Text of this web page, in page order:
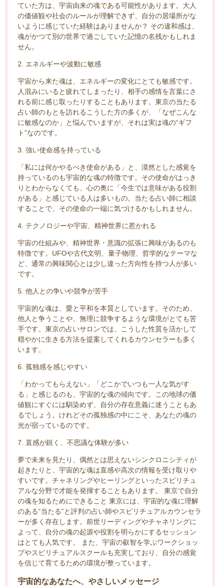
ていた方は、宇宙由来の魂である可能性があります。大人
の価値観や社会のルールが理解できず、自分の居場所がな
いように感じていた経験はありませんか？ その違和感は、
魂がかつて別の世界で過ごしていた記憶の名残かもしれま
せん。
2. エネルギーや波動に敏感
宇宙から来た魂は、エネルギーの変化にとても敏感です。
人混みにいると疲れてしまったり、相手の感情を言葉にさ
れる前に感じ取ったりすることもあります。東京の当たる
占い師のもとを訪れるこうした方の多くが、「なぜこんな
に敏感なのか」と悩んでいますが、それは実は魂の“ギフ
ト”なのです。
3. 強い使命感を持っている
「私には何かやるべき使命がある」と、漠然とした感覚を
持っているのも宇宙的な魂の特徴です。その使命がはっき
りとわからなくても、心の奥に「今生では意味がある役割
がある」と感じている人は多いもの。当たる占い師に相談
することで、その使命の一端に気づけるかもしれません。
4. テクノロジーや宇宙、精神世界に惹かれる
宇宙の仕組みや、精神世界・意識の拡張に興味があるのも
特徴です。UFOや古代文明、量子物理、哲学的なテーマな
ど、通常の興味関心とは少し違った方向性を持つ人が多い
です。
5. 他人との争いや競争が苦手
宇宙的な魂は、愛と平和を本質としています。そのため、
他人と争うことや、無理に競争するような環境がとても苦
手です。東京の占いサロンでは、こうした性質を活かして
穏やかに生きる方法を提案してくれるカウンセラーも多く
います。
6. 孤独感を感じやすい
「わかってもらえない」「どこかでいつも一人な気がす
る」と感じるのも、宇宙的な魂の傾向です。この地球の価
値観にすぐには馴染めず、自分の存在意義に迷うこともあ
るでしょう。けれどその孤独感の中にこそ、あなたの魂の
光が宿っているのです。
7. 直感が鋭く、不思議な体験が多い
夢で未来を見たり、偶然とは思えないシンクロニシティが
起きたりと、宇宙的な魂は直感や高次の情報を受け取りや
すいです。チャネリングやヒーリングといったスピリチュ
アルな分野で才能を発揮することもあります。 東京で自分
の魂を知るためにできること 東京には、宇宙的な魂に理解
のある“当たる”と評判の占い師やスピリチュアルカウンセラ
ーが多く存在します。前世リーディングやチャネリングに
よって、自分の魂の起源や役割を明らかにするセッション
はとても人気です。 また、宇宙の叡智を学ぶワークショッ
プやスピリチュアルスクールも充実しており、自分の感覚
を信じて育てるための環境が整っています。
宇宙的なあなたへ、やさしいメッセージ